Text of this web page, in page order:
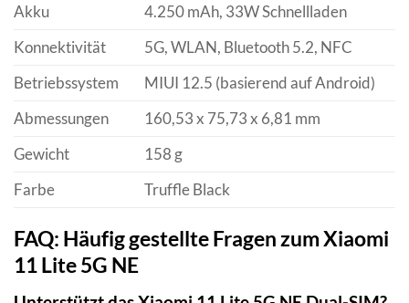
Akku
4.250 mAh, 33W Schnellladen
Konnektivität
5G, WLAN, Bluetooth 5.2, NFC
Betriebssystem
MIUI 12.5 (basierend auf Android)
Abmessungen
160,53 x 75,73 x 6,81 mm
Gewicht
158 g
Farbe
Truffle Black
FAQ: Häufig gestellte Fragen zum Xiaomi
11 Lite 5G NE